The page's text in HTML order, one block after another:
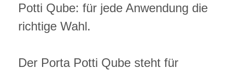
Potti Qube: für jede Anwendung die
richtige Wahl.
Der Porta Potti Qube steht für